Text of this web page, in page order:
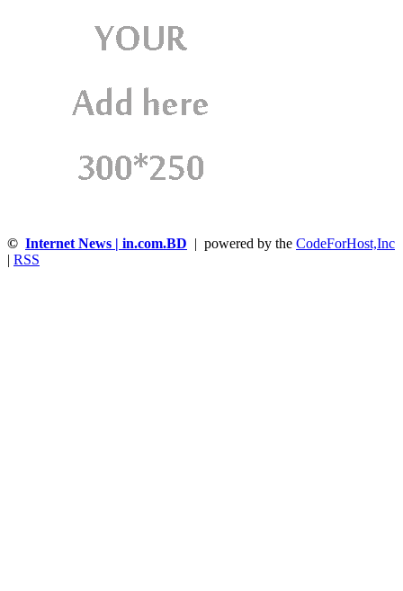
© Internet News | in.com.BD | powered by the CodeForHost,Inc
RSS